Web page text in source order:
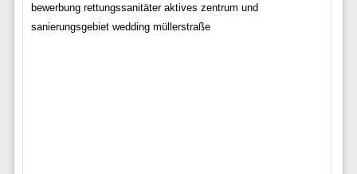
bewerbung rettungssanitäter aktives zentrum und
sanierungsgebiet wedding müllerstraße